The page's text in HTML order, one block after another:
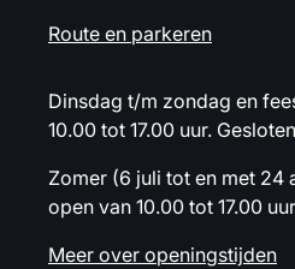
Route en parkeren
Dinsdag t/m zondag en
10.00 tot 17.00 uur.
Zomer (6 juli tot en met 24
open van 10.00 tot 17.00
Meer over openingstijden